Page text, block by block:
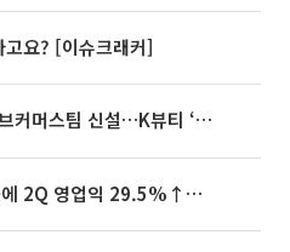
요? [이슈크래커]
…K뷰티 ‘글로벌 판매망’ 확대[K뷰티 라방戰]
LIG D&A, 천궁Ⅱ 수출에 2Q 영업익 29.5%↑…수주잔고 24.6조 [종합]